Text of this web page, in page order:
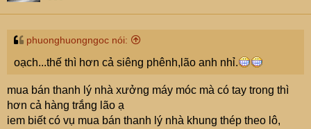
phuonghuongngoc nói:
oạch...thế thì hơn cả siêng phênh,lão anh nhỉ.
mua bán thanh lý nhà xưởng máy móc mà có tay trong thì
hơn cả hàng trắng lão ạ
iem biết có vụ mua bán thanh lý nhà khung thép theo lô,